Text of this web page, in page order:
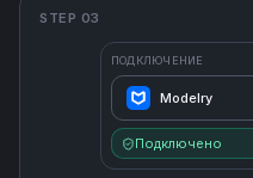
STEP 03
ПОДКЛЮЧЕНИЕ
Modelry
Подключено